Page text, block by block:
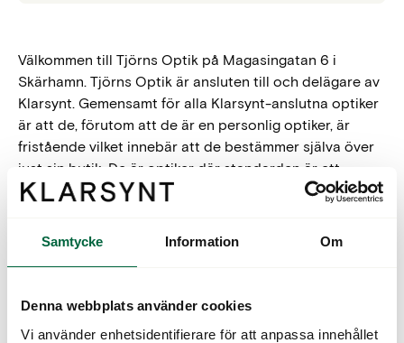
Samtycke Information Om
Denna webbplats använder cookies
Vi använder enhetsidentifierare för att anpassa innehållet
Välkommen till Tjörns Optik på Magasingatan 6 i
Skärhamn. Tjörns Optik är ansluten till och delägare av
Klarsynt. Gemensamt för alla Klarsynt-anslutna optiker
är att de, förutom att de är en personlig optiker, är
fristående vilket innebär att de bestämmer själva över
just sin butik. De är optiker där standarden är ett
handplockat sortiment, för dig och dina ögon
bara få hjälp med att välja glas och bågar eller linser.
Att undersöka synen regelbundet handlar helt enkelt